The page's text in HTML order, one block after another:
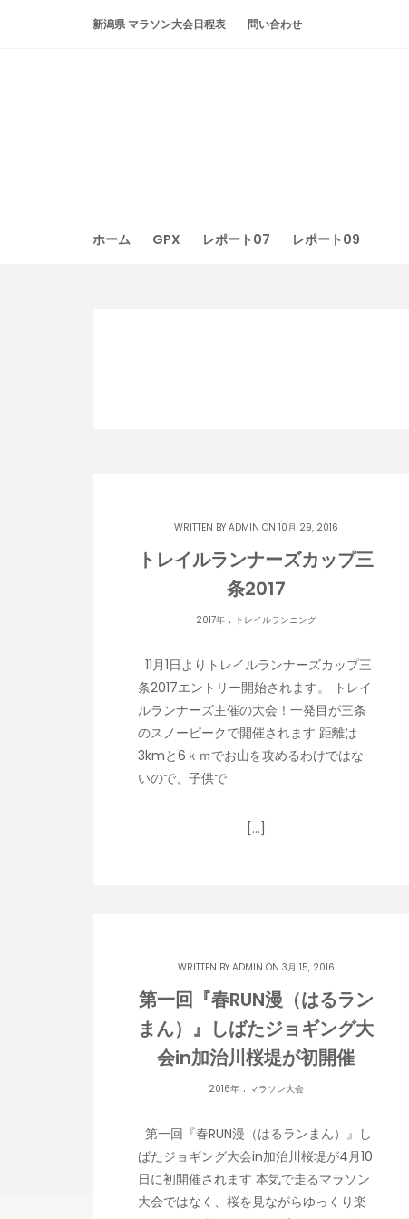
新潟県 マラソン大会日程表 問い合わせ
ホーム GPX レポート07 レポート09
WRITTEN BY ADMIN ON 10月 29, 2016
トレイルランナーズカップ三
条2017
2017年. トレイルランニング
11月1日よりトレイルランナーズカップ三
条2017エントリー開始されます。 トレイ
ルランナーズ主催の大会！一発目が三条
のスノーピークで開催されます 距離は
3kmと6ｋｍでお山を攻めるわけではな
いので、子供で
[…]
WRITTEN BY ADMIN ON 3月 15, 2016
第一回『春RUN漫（はるラン
まん）』しばたジョギング大
会in加治川桜堤が初開催
2016年. マラソン大会
第一回『春RUN漫（はるランまん）』し
ばたジョギング大会in加治川桜堤が4月10
日に初開催されます 本気で走るマラソン
大会ではなく、桜を見ながらゆっくり楽